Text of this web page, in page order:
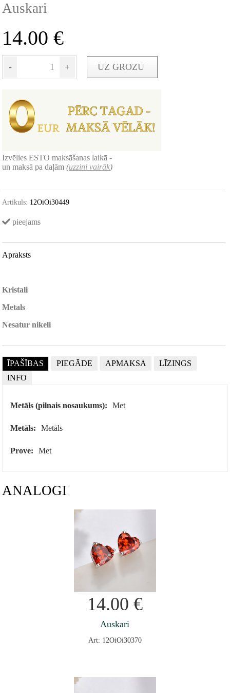
Auskari
14.00€
- + UZ GROZU
Izvēlies ESTO maksāšanas laikā -
un maksā pa daļām(uzzini vairāk)
Artikuls: 12OiOi30449
pieejams
Apraksts
Kristali
Metals
Nesatur nikeli
ĪPAŠĪBAS PIEGĀDE APMAKSA
LĪZINGS
INFO
Metāls (pilnais nosaukums): Met
Metāls: Metāls
Prove: Met
ANALOGI
14.00 €
Auskari
Art: 12OiOi30370